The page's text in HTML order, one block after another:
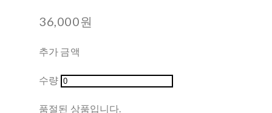
36,000원
추가 금액
수량
품절된 상품입니다.